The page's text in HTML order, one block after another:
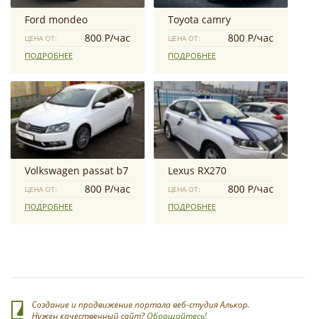
Ford mondeo
ЦЕНА ОТ: 800 Р/час
ПОДРОБНЕЕ
Toyota camry
ЦЕНА ОТ: 800 Р/час
ПОДРОБНЕЕ
Volkswagen passat b7
ЦЕНА ОТ: 800 Р/час
ПОДРОБНЕЕ
Lexus RX270
ЦЕНА ОТ: 800 Р/час
ПОДРОБНЕЕ
Создание и продвижение портала веб-студия Алькор.
Нужен качественный сайт?Обращайтесь!